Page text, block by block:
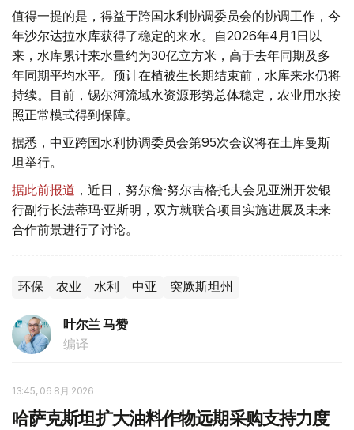
值得一提的是，得益于跨国水利协调委员会的协调工作，今
年沙尔达拉水库获得了稳定的来水。自2026年4月1日以
来，水库累计来水量约为30亿立方米，高于去年同期及多
年同期平均水平。预计在植被生长期结束前，水库来水仍将
持续。目前，锡尔河流域水资源形势总体稳定，农业用水按
照正常模式得到保障。
据悉，中亚跨国水利协调委员会第95次会议将在土库曼斯
坦举行。
据此前报道 ，近日，努尔詹·努尔吉格托夫会见亚洲开发银
行副行长法蒂玛·亚斯明，双方就联合项目实施进展及未来
合作前景进行了讨论。
环保 农业 水利 中亚 突厥斯坦州
叶尔兰 马赞
编译
13:45, 06 8月 2026
哈萨克斯坦扩大油料作物远期采购支持力度